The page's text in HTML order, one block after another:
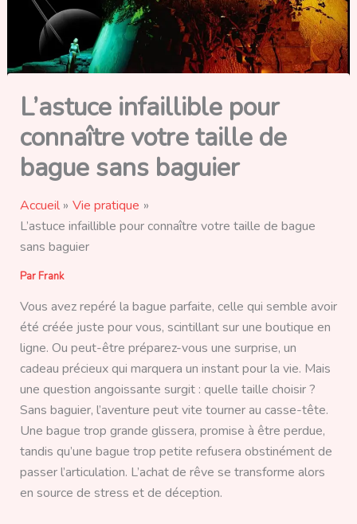
L’astuce infaillible pour
connaître votre taille de
bague sans baguier
Accueil
Vie pratique
L’astuce infaillible pour connaître votre taille de bague
sans baguier
Par Frank
Vous avez repéré la bague parfaite, celle qui semble avoir
été créée juste pour vous, scintillant sur une boutique en
ligne. Ou peut-être préparez-vous une surprise, un
cadeau précieux qui marquera un instant pour la vie. Mais
une question angoissante surgit : quelle taille choisir ?
Sans baguier, l’aventure peut vite tourner au casse-tête.
Une bague trop grande glissera, promise à être perdue,
tandis qu’une bague trop petite refusera obstinément de
passer l’articulation. L’achat de rêve se transforme alors
en source de stress et de déception.